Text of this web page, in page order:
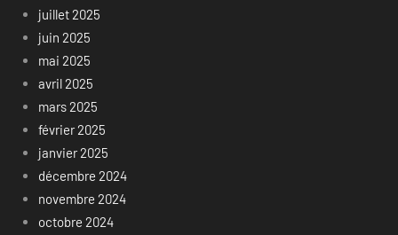
juillet 2025
juin 2025
mai 2025
avril 2025
mars 2025
février 2025
janvier 2025
décembre 2024
novembre 2024
octobre 2024